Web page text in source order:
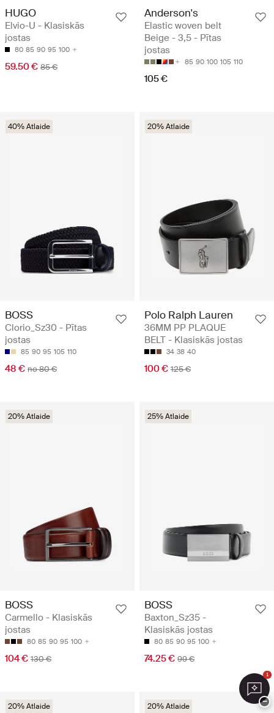
HUGO
Elvio-U - Klasiskās
jostas
80 85 90 95 100
59.50 € 85 €
Anderson's
Elastic woven belt
Beige - 3,5 - Pītas
jostas
85 90 100 105 110
105 €
40% Atlaide
BOSS
Clorio_Sz30 - Pītas
jostas
85 90 95 105 110
48 € no 80 €
20% Atlaide
Polo Ralph Lauren
36MM PP PLAQUE
BELT - Klasiskās jostas
34 38 40
100 € 125 €
20% Atlaide
BOSS
Carmello - Klasiskās
jostas
80 85 90 95 100
104 € 130 €
25% Atlaide
BOSS
Baxton_Sz35 -
Klasiskās jostas
80 85 90 95 100
74.25 € 99 €
20% Atlaide 20% Atlaide
1
−